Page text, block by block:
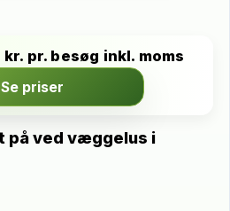
pr. besøg inkl. moms
Se priser
ved væggelus i